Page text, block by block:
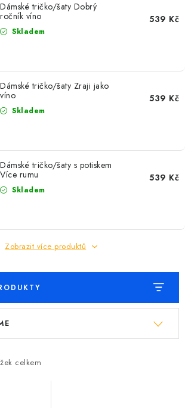
Dámské tričko/šaty Dobrý
ročník víno
Skladem
539 Kč
Dámské tričko/šaty Zraji jako
víno
Skladem
539 Kč
Dámské tričko/šaty s potiskem
Více rumu
Skladem
539 Kč
Zobrazit více produktů
celkem